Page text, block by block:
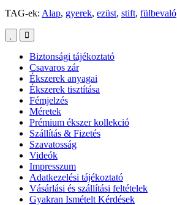
TAG-ek: Alap, gyerek, ezüst, stift, fülbevaló
Biztonsági tájékoztató
Csavaros zár
Ékszerek anyagai
Ékszerek tisztítása
Fémjelzés
Méretek
Prémium ékszer kollekció
Szállítás & Fizetés
Szavatosság
Videók
Impresszum
Adatkezelési tájékoztató
Vásárlási és szállítási feltételek
Gyakran Ismételt Kérdések